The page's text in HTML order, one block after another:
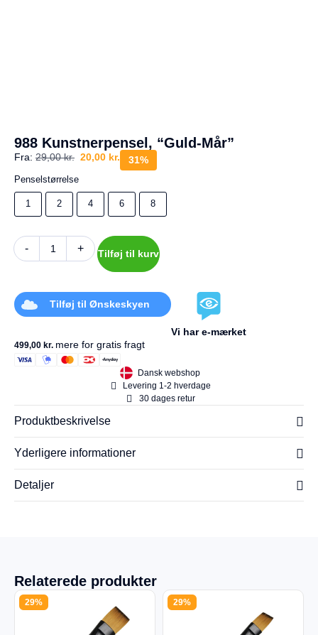
kurv
er
tom.
988 Kunstnerpensel, “Guld-Mår”
Fra: 29,00kr. 20,00 kr. 31%
Penselstørrelse
1 2 4 6 8
- + Tilføj til kurv
Tilføj til Ønskeskyen
Vi har e-mærket
499,00 kr. mere for gratis fragt
Dansk webshop
Levering 1-2 hverdage
30 dages retur
Produktbeskrivelse
Yderligere informationer
Detaljer
Relaterede produkter
29% 29%